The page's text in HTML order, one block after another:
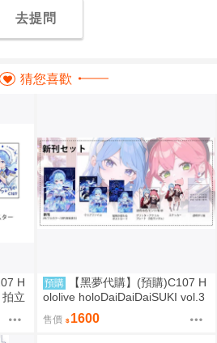
去提問
猜您喜歡
H
立
預購
【黑夢代購】(預購)C107 H
ololive holoDaiDaiDaiSUKI vol.3
套組 社團名:空色姉妹 繪師:綾香
售價 1600